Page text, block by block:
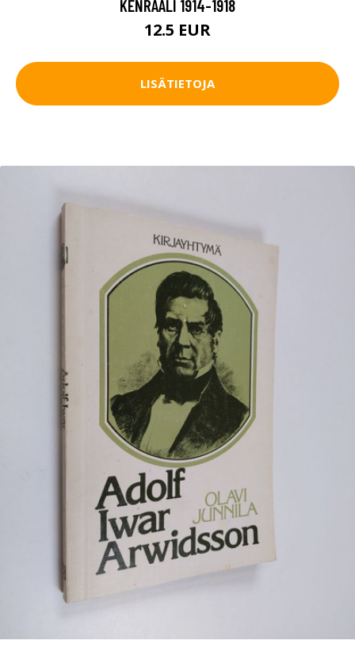
KENRAALI 1914-1918
12.5 EUR
LISÄTIETOJA